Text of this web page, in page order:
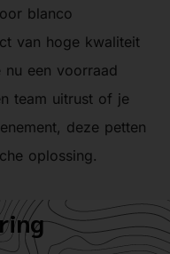
blanco
van hoge kwaliteit
een voorraad
team uitrust of je
deze petten
oplossing.